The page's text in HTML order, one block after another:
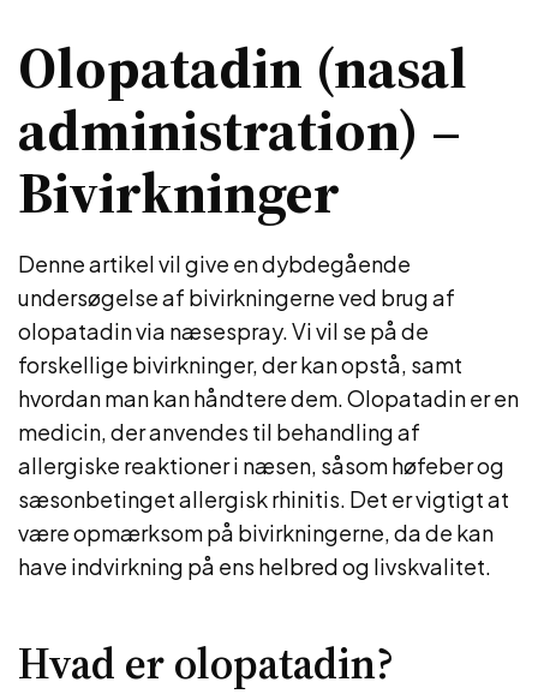
Olopatadin (nasal
administration) –
Bivirkninger
Denne artikel vil give en dybdegående
undersøgelse af bivirkningerne ved brug af
olopatadin via næsespray. Vi vil se på de
forskellige bivirkninger, der kan opstå, samt
hvordan man kan håndtere dem. Olopatadin er en
medicin, der anvendes til behandling af
allergiske reaktioner i næsen, såsom høfeber og
sæsonbetinget allergisk rhinitis. Det er vigtigt at
være opmærksom på bivirkningerne, da de kan
have indvirkning på ens helbred og livskvalitet.
Hvad er olopatadin?